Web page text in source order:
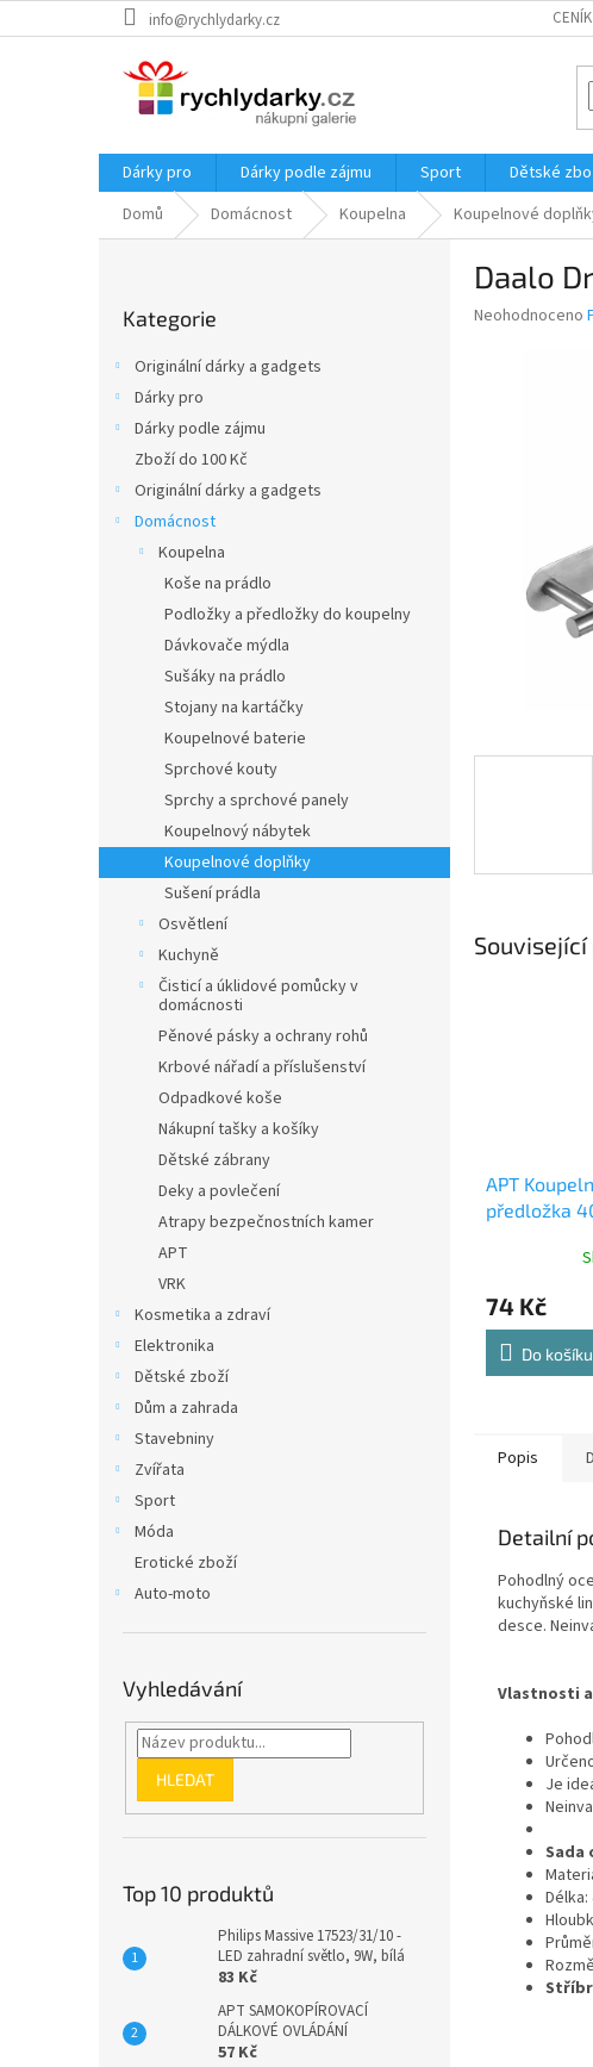
na
info@rychlydarky.cz
Dárky pro Dárky podle zájmu Sport Dětské
Domů
Domácnost Koupelna Koupelnové
kategorie
Kategorie
Originální dárky a gadgets
Dárky pro
Dárky podle zájmu
Zboží do 100 Kč
Originální dárky a gadgets
Domácnost
Koupelna
Koše na prádlo
Podložky a předložky do koupelny
Dávkovače mýdla
Sušáky na prádlo
Stojany na kartáčky
Koupelnové baterie
Sprchové kouty
Sprchy a sprchové panely
Koupelnový nábytek
Koupelnové doplňky
Sušení prádla
Osvětlení
Kuchyně
Čisticí a úklidové pomůcky v
domácnosti
Pěnové pásky a ochrany rohů
Krbové nářadí a příslušenství
Odpadkové koše
Nákupní tašky a košíky
Dětské zábrany
Deky a povlečení
Atrapy bezpečnostních kamer
APT
VRK
Kosmetika a zdraví
Elektronika
Dětské zboží
Dům a zahrada
Stavebniny
Zvířata
Sport
Móda
Erotické zboží
Auto-moto
Vyhledávání
HLEDAT
Top 10 produktů
Philips Massive 17523/31/10 -
LED zahradní světlo, 9W, bílá
83 Kč
APT SAMOKOPÍROVACÍ
DÁLKOVÉ OVLÁDÁNÍ
57 Kč
Daalo
Průměrné
Neohodnoceno
APT
předložka
74 Kč
Do košíku
Popis
Detailní
Pohodlný
kuchyňské
desce.
Vlastnosti
Je
Sada
Délka: